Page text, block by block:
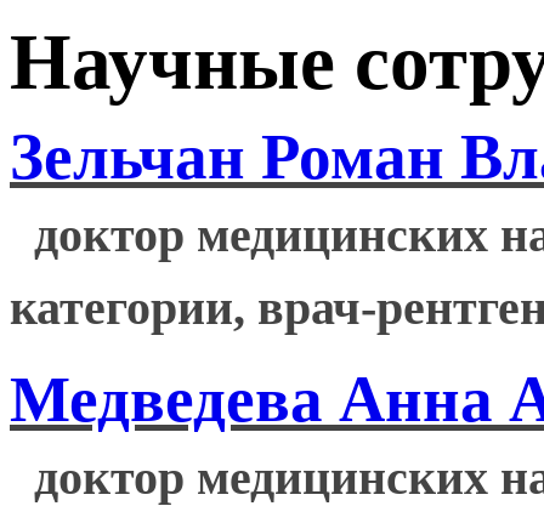
Научные
Зельчан Роман
доктор медицинских
категории, врач-
Медведева Анна
доктор медицинских